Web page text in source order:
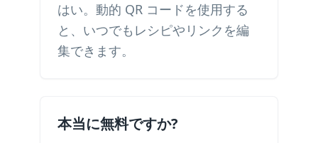
はい。動的 QR コードを使用する
と、いつでもレシピやリンクを編
集できます。
本当に無料ですか?